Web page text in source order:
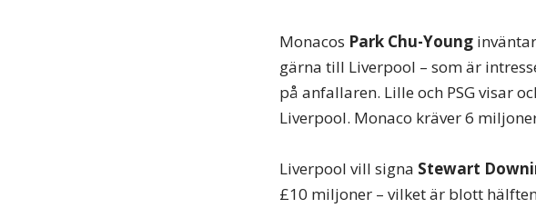
Monacos Park Chu-Young
gärna till Liverpool – som är
på anfallaren. Lille och PSG visar
Liverpool. Monaco kräver 6
Liverpool vill signa Stewart
£10 miljoner – vilket är blott